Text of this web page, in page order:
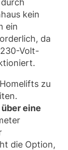
kein
ein
da
Volt-
zu
über eine
die Option,